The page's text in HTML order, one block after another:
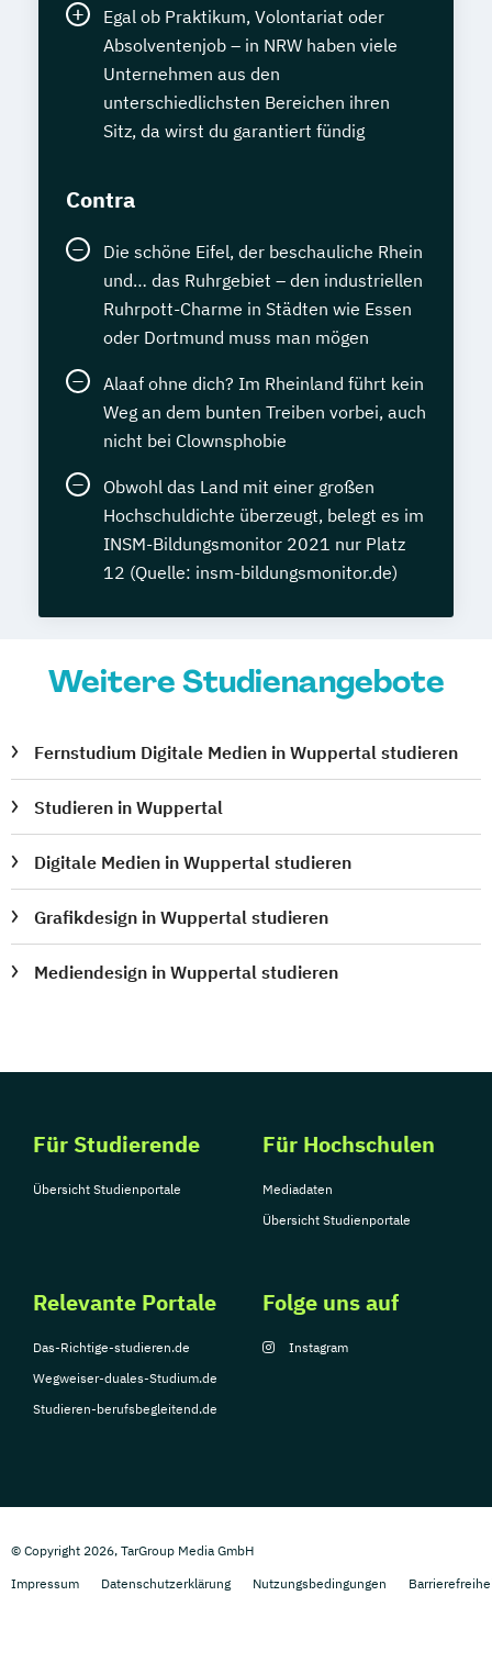
Egal ob Praktikum, Volontariat oder
Absolventenjob – in NRW haben viele
Unternehmen aus den
unterschiedlichsten Bereichen ihren
Sitz, da wirst du garantiert fündig
Contra
Die schöne Eifel, der beschauliche Rhein
und… das Ruhrgebiet – den industriellen
Ruhrpott-Charme in Städten wie Essen
oder Dortmund muss man mögen
Alaaf ohne dich? Im Rheinland führt kein
Weg an dem bunten Treiben vorbei, auch
nicht bei Clownsphobie
Obwohl das Land mit einer großen
Hochschuldichte überzeugt, belegt es im
INSM-Bildungsmonitor 2021 nur Platz
12 (Quelle: insm-bildungsmonitor.de)
Weitere Studienangebote
Fernstudium Digitale Medien in Wuppertal studieren
Studieren in Wuppertal
Digitale Medien in Wuppertal studieren
Grafikdesign in Wuppertal studieren
Mediendesign in Wuppertal studieren
Für Studierende
Übersicht Studienportale
Für Hochschulen
Mediadaten
Übersicht Studienportale
Relevante Portale
Das-Richtige-studieren.de
Wegweiser-duales-Studium.de
Studieren-berufsbegleitend.de
Folge uns auf
Instagram
© Copyright 2026, TarGroup Media GmbH
Impressum
Datenschutzerklärung Nutzungsbedingungen